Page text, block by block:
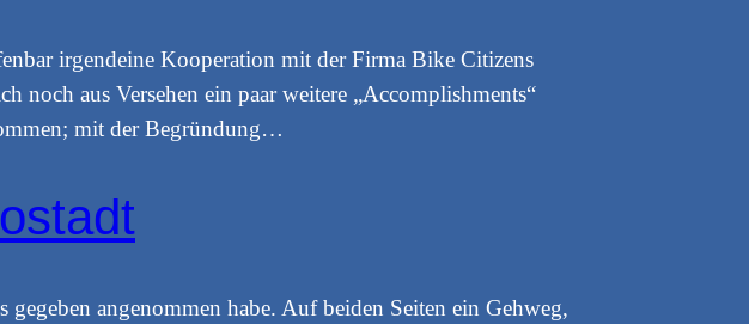
irgendeine Kooperation mit der Firma Bike Citizens
noch aus Versehen ein paar weitere „Accomplishments“
mit der Begründung…
angenommen habe. Auf beiden Seiten ein Gehweg,